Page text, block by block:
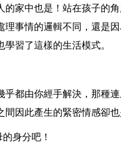
家中也是！站在孩子的
事情的邏輯不同，還是
習了這樣的生活模式。
都由你經手解決，那種
因此產生的緊密情感卻也
身分吧！